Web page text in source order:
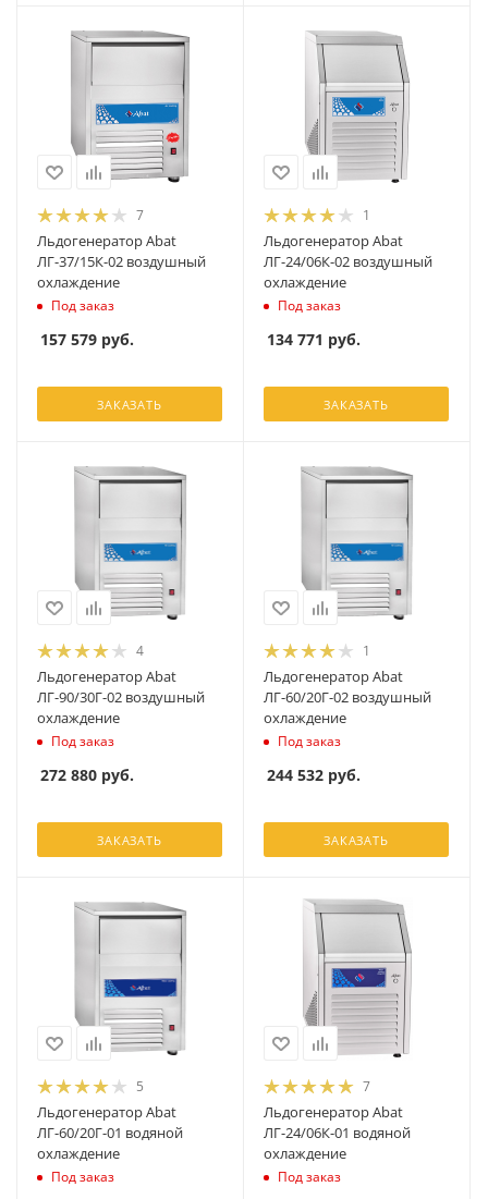
7
Льдогенератор Abat
ЛГ-37/15К-02 воздушный
охлаждение
Под заказ
157 579 руб.
ЗАКАЗАТЬ
1
Льдогенератор Abat
ЛГ-24/06К-02 воздушный
охлаждение
Под заказ
134 771 руб.
ЗАКАЗАТЬ
4
Льдогенератор Abat
ЛГ-90/30Г-02 воздушный
охлаждение
Под заказ
272 880 руб.
ЗАКАЗАТЬ
1
Льдогенератор Abat
ЛГ-60/20Г-02 воздушный
охлаждение
Под заказ
244 532 руб.
ЗАКАЗАТЬ
5
Льдогенератор Abat
ЛГ-60/20Г-01 водяной
охлаждение
Под заказ
7
Льдогенератор Abat
ЛГ-24/06К-01 водяной
охлаждение
Под заказ